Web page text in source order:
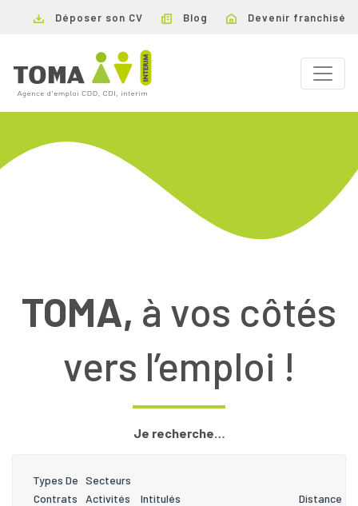
Déposer son CV Blog Devenir franchisé
TOMA, à vos côtés
vers l’emploi !
Je recherche…
Distance
Types De
Contrats
Secteurs
Activités
Intitulés